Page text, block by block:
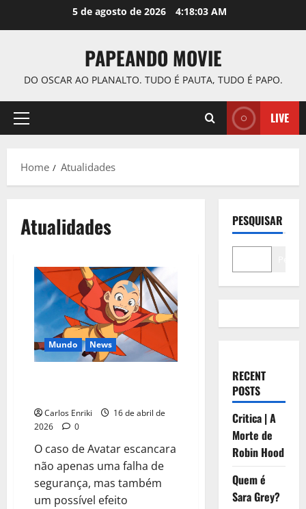
5 de agosto de 2026 4:18:04 AM
PAPEANDO MOVIE
DO OSCAR AO PLANALTO. TUDO É PAUTA, TUDO É PAPO.
Primary
LIVE
Home Atualidades
Atualidades
Mundo News
Carlos Enriki
16 de abril de
2026
0
O caso de Avatar escancara
não apenas uma falha de
segurança, mas também
um possível efeito
PESQUISAR
RECENT
POSTS
Critica | A
Morte de
Robin Hood
Quem é
Sara Grey?